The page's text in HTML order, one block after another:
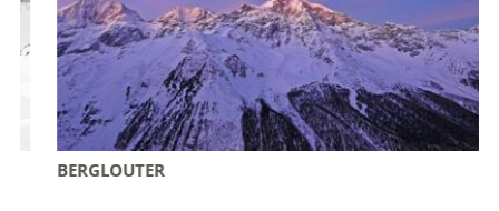
BERGLOUTER